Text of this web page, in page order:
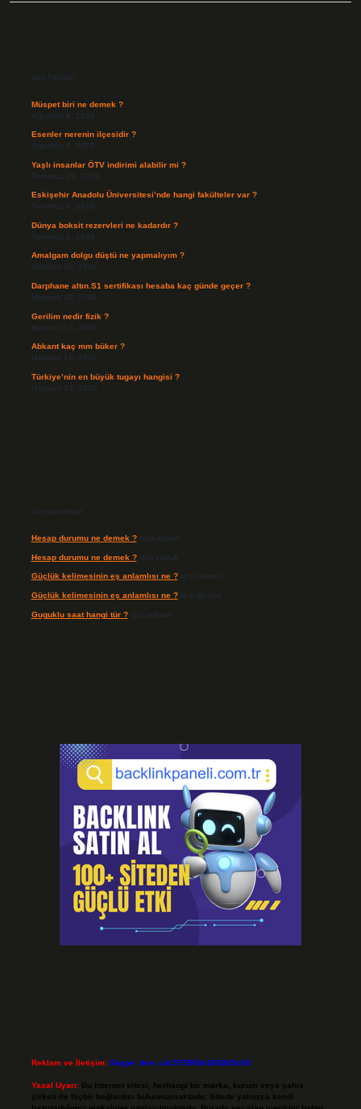
Son Yazılar
Müspet biri ne demek ?
Ağustos 8, 2026
Esenler nerenin ilçesidir ?
Ağustos 6, 2026
Yaşlı insanlar ÖTV indirimi alabilir mi ?
Temmuz 26, 2026
Eskişehir Anadolu Üniversitesi’nde hangi fakülteler var ?
Temmuz 4, 2026
Dünya boksit rezervleri ne kadardır ?
Temmuz 1, 2026
Amalgam dolgu düştü ne yapmalıyım ?
Haziran 30, 2026
Darphane altın.S1 sertifikası hesaba kaç günde geçer ?
Haziran 20, 2026
Gerilim nedir fizik ?
Haziran 17, 2026
Abkant kaç mm büker ?
Haziran 16, 2026
Türkiye’nin en büyük tugayı hangisi ?
Haziran 13, 2026
Son yorumlar
Hesap durumu ne demek ?için admin
Hesap durumu ne demek ?için Haluk
Güçlük kelimesinin eş anlamlısı ne ?için admin
Güçlük kelimesinin eş anlamlısı ne ?için Bozok
Guguklu saat hangi tür ?için admin
Reklam ve İletişim: Skype: live:.cid.575569c608265c69
Yasal Uyarı: Bu internet sitesi, herhangi bir marka, kurum veya şahıs
şirketi ile hiçbir bağlantısı bulunmamaktadır. Sitede yalnızca kendi